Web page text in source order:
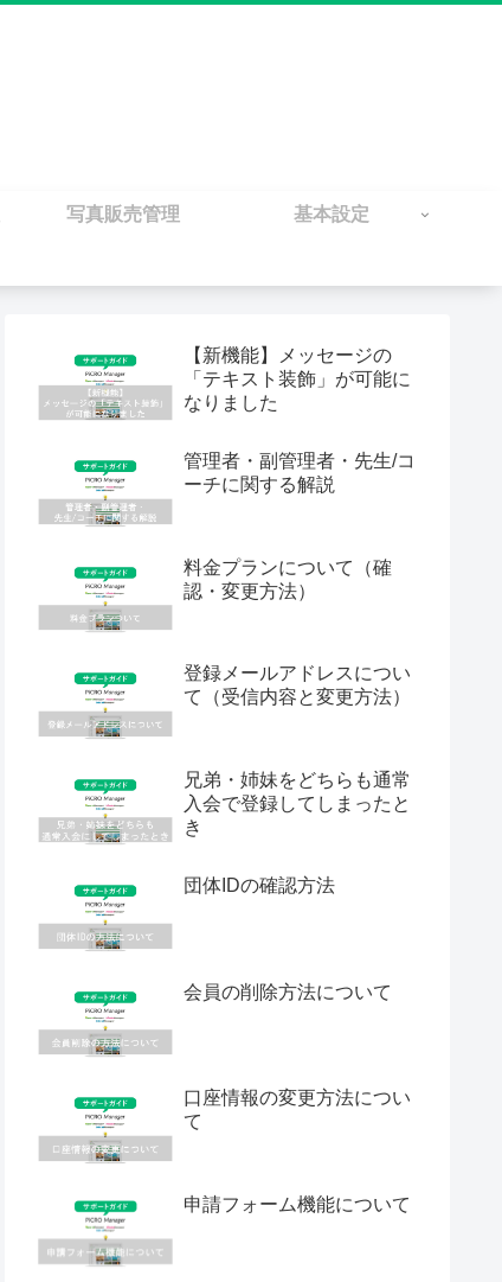
写真販売管理 基本設定
【新機能】メッセージの
「テキスト装飾」が可能に
なりました
管理者・副管理者・先生/コ
ーチに関する解説
料金プランについて（確
認・変更方法）
登録メールアドレスについ
て（受信内容と変更方法）
兄弟・姉妹をどちらも通常
入会で登録してしまったと
き
団体IDの確認方法
会員の削除方法について
口座情報の変更方法につい
て
申請フォーム機能について